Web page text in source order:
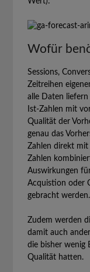
Wofür
Sessions,
Zeitreihen
alle Daten
Ist-Zahlen mit
Qualität der
genau das
Zahlen direkt mit
Zahlen
Auswirkungen
Acquistion oder
gebracht werden.
Zudem werden
damit auch
die bisher wenig
Qualität hatten.